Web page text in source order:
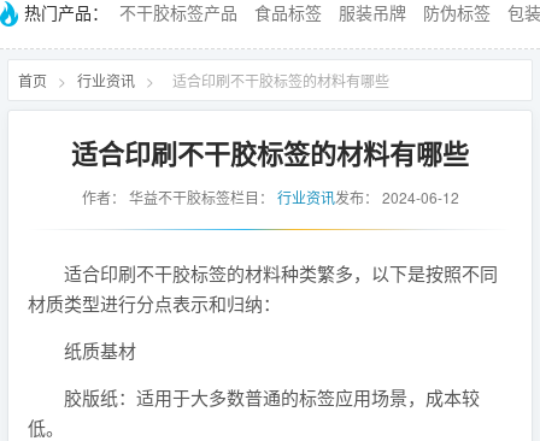
热门产品： 不干胶标签产品 食品标签 服装吊牌 防伪标签 包
首页 > 行业资讯 > 适合印刷不干胶标签的材料有哪些
适合印刷不干胶标签的材料有哪些
作者： 华益不干胶标签栏目： 行业资讯发布： 2024-06-12
适合印刷不干胶标签的材料种类繁多，以下是按照不同
材质类型进行分点表示和归纳：
纸质基材
胶版纸：适用于大多数普通的标签应用场景，成本较
低。